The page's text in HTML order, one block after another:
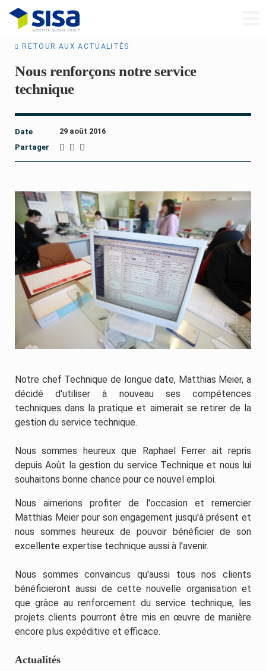
RETOUR AUX ACTUALITÉS
Nous renforçons notre service
technique
Date
29 août 2016
Partager
Notre chef Technique de longue date, Matthias Meier, a
décidé d'utiliser à nouveau ses compétences
techniques dans la pratique et aimerait se retirer de la
gestion du service technique.
Nous sommes heureux que Raphael Ferrer ait repris
depuis Août la gestion du service Technique et nous lui
souhaitons bonne chance pour ce nouvel emploi.
Nous aimerions profiter de l'occasion et remercier
Matthias Meier pour son engagement jusqu'à présent et
nous sommes heureux de pouvoir bénéficier de son
excellente expertise technique aussi à l'avenir.
Nous sommes convaincus qu'aussi tous nos clients
bénéficieront aussi de cette nouvelle organisation et
que grâce au renforcement du service technique, les
projets clients pourront être mis en œuvre de manière
encore plus expéditive et efficace.
Actualités